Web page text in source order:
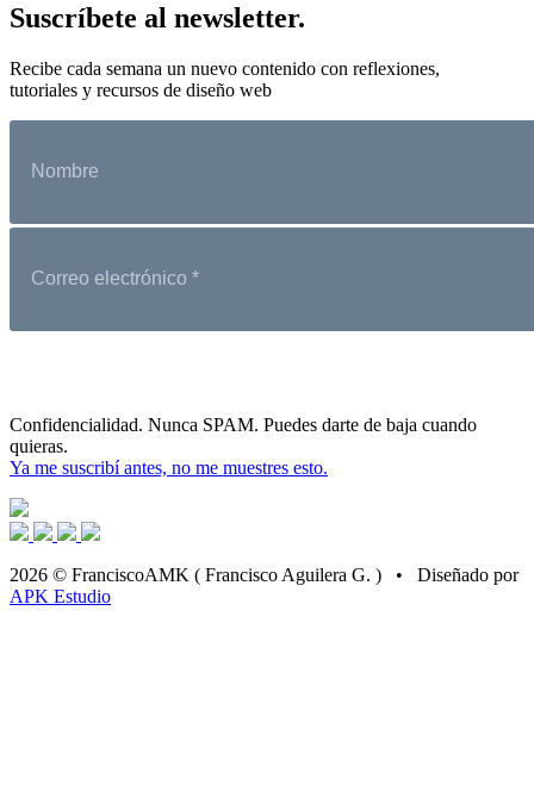
Suscríbete al newsletter.
Recibe cada semana un nuevo contenido con reflexiones,
tutoriales y recursos de diseño web
Confidencialidad. Nunca SPAM. Puedes darte de baja cuando
quieras.
Ya me suscribí antes, no me muestres esto.
2026 © FranciscoAMK ( Francisco Aguilera G. ) • Diseñado por
APK Estudio